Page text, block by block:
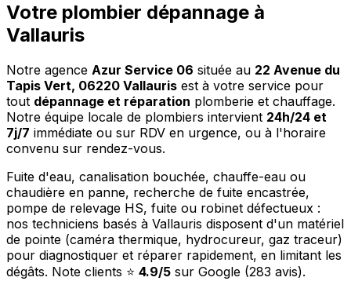
Votre plombier dépannage à
Vallauris
Notre agence Azur Service 06 située au 22 Avenue du
Tapis Vert, 06220 Vallauris est à votre service pour
tout dépannage et réparation plomberie et chauffage.
Notre équipe locale de plombiers intervient 24h/24 et
7j/7 immédiate ou sur RDV en urgence, ou à l'horaire
convenu sur rendez-vous.
Fuite d'eau, canalisation bouchée, chauffe-eau ou
chaudière en panne, recherche de fuite encastrée,
pompe de relevage HS, fuite ou robinet défectueux :
nos techniciens basés à Vallauris disposent d'un matériel
de pointe (caméra thermique, hydrocureur, gaz traceur)
pour diagnostiquer et réparer rapidement, en limitant les
dégâts. Note clients ⭐ 4.9/5 sur Google (283 avis).